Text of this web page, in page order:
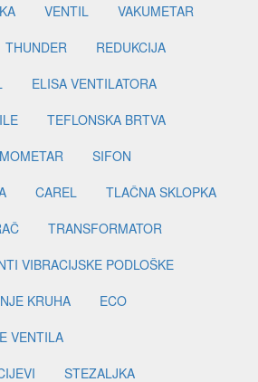
VENTIL
VAKUMETAR
THUNDER
REDUKCIJA
ELISA VENTILATORA
TEFLONSKA BRTVA
SIFON
CAREL
TLAČNA SKLOPKA
TRANSFORMATOR
VIBRACIJSKE PODLOŠKE
KRUHA
ECO
VENTILA
STEZALJKA